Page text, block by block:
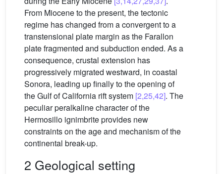
From Miocene to the present, the tectonic
regime has changed from a convergent to a
transtensional plate margin as the Farallon
plate fragmented and subduction ended. As a
consequence, crustal extension has
progressively migrated westward, in coastal
Sonora, leading up finally to the opening of
the Gulf of California rift system [2,25,42]. The
peculiar peralkaline character of the
Hermosillo ignimbrite provides new
constraints on the age and mechanism of the
continental break-up.
2 Geological setting